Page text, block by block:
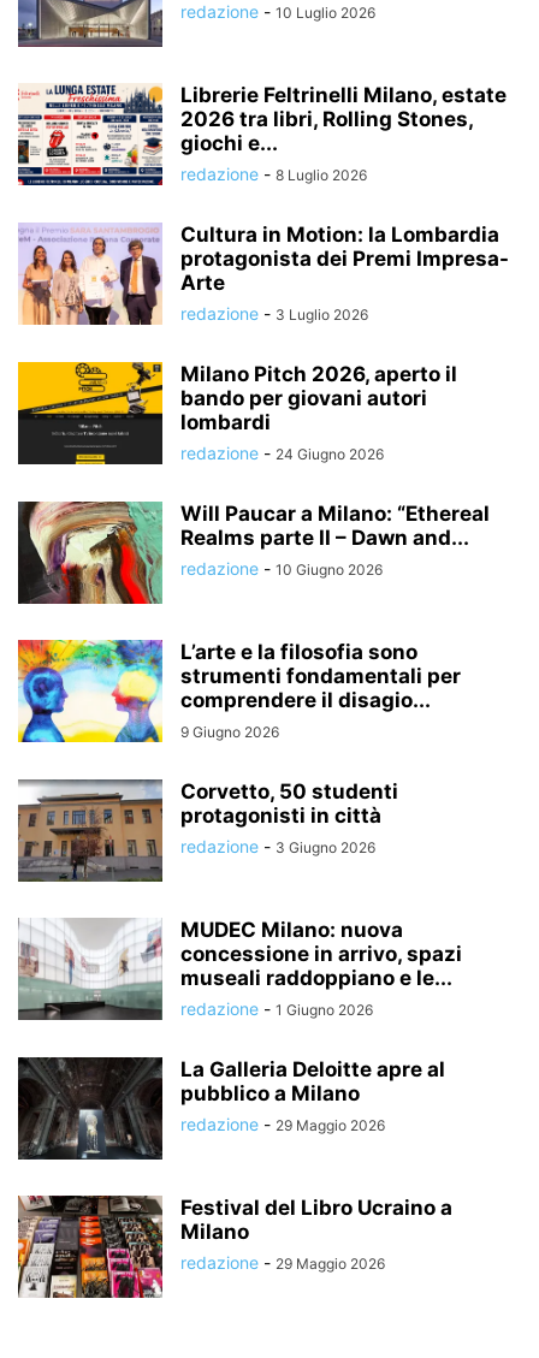
redazione - 10 Luglio 2026
Librerie Feltrinelli Milano, estate
2026 tra libri, Rolling Stones,
giochi e...
redazione - 8 Luglio 2026
Cultura in Motion: la Lombardia
protagonista dei Premi Impresa-
Arte
redazione - 3 Luglio 2026
Milano Pitch 2026, aperto il
bando per giovani autori
lombardi
redazione - 24 Giugno 2026
Will Paucar a Milano: “Ethereal
Realms parte II – Dawn and...
redazione - 10 Giugno 2026
L’arte e la filosofia sono
strumenti fondamentali per
comprendere il disagio...
9 Giugno 2026
Corvetto, 50 studenti
protagonisti in città
redazione - 3 Giugno 2026
MUDEC Milano: nuova
concessione in arrivo, spazi
museali raddoppiano e le...
redazione - 1 Giugno 2026
La Galleria Deloitte apre al
pubblico a Milano
redazione - 29 Maggio 2026
Festival del Libro Ucraino a
Milano
redazione - 29 Maggio 2026